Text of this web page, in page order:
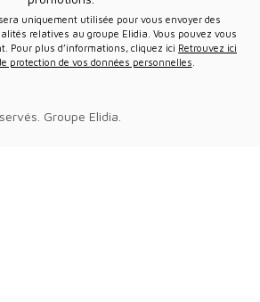
relatives au groupe Elidia. Vous pouvez vous
Pour plus d’informations, cliquez ici Retrouvez ici
protection de vos données personnelles
Groupe Elidia